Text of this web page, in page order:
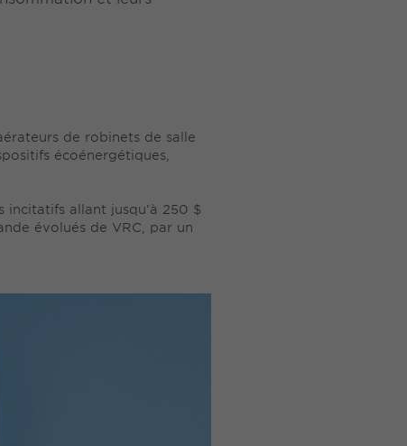
de robinets de salle
écoénergétiques,
allant jusqu’à 250 $
évolués de VRC, par un